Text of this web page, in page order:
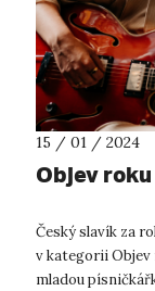
15 / 01 / 2024
Objev
Český slavík za
v kategorii Objev
mladou